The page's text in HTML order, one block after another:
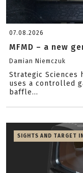
07.08.2026
MFMD – a new
Damian Niemczuk
Strategic Sciences
uses a controlled
baffle...
SIGHTS AND TARGET